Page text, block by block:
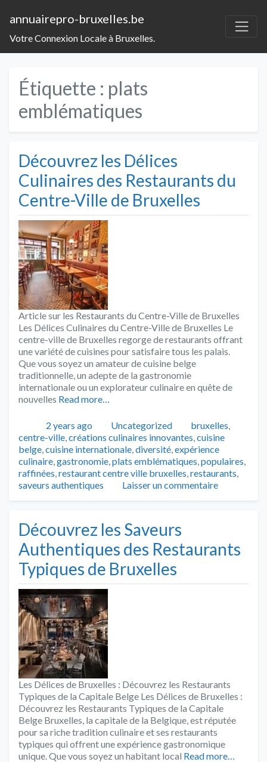
annuairepro-bruxelles.be
Votre Connexion Locale à Bruxelles.
Étiquette : plats
emblématiques
Découvrez les Délices
Culinaires des Restaurants du
Centre-Ville de Bruxelles
Article sur les Restaurants du Centre-Ville de Bruxelles
Les Délices Culinaires du Centre-Ville de Bruxelles Le
centre-ville de Bruxelles regorge de restaurants offrant
une variété de cuisines pour satisfaire tous les palais.
Que vous soyez un amateur de cuisine belge
traditionnelle, un adepte de la gastronomie
internationale ou un explorateur culinaire en quête de
nouvelles Read more…
Publié2 years ago Catégories
Uncategorized Tags
bruxelles,
centre-ville,créations culinaires innovantes,cuisine
belge,cuisine internationale,diversité,expérience
culinaire,gastronomie,plats emblématiques,populaires,
raffinées,restaurant centre ville bruxelles,restaurants,
saveurs authentiques
Laisser un commentaire
Découvrez les Saveurs
Authentiques des Restaurants
Typiques de Bruxelles
Les Délices de Bruxelles : Découvrez les Restaurants
Typiques de la Capitale Belge Les Délices de Bruxelles :
Découvrez les Restaurants Typiques de la Capitale
Belge Bruxelles, la capitale de la Belgique, est réputée
pour sa riche tradition culinaire et ses restaurants
typiques qui offrent une expérience gastronomique
unique. Que vous soyez un habitant local Read more…